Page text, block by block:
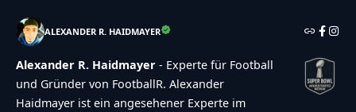
ALEXANDER R. HAIDMAYER
Alexander R. Haidmayer - Experte für Football
und Gründer von FootballR. Alexander
Haidmayer ist ein angesehener Experte im